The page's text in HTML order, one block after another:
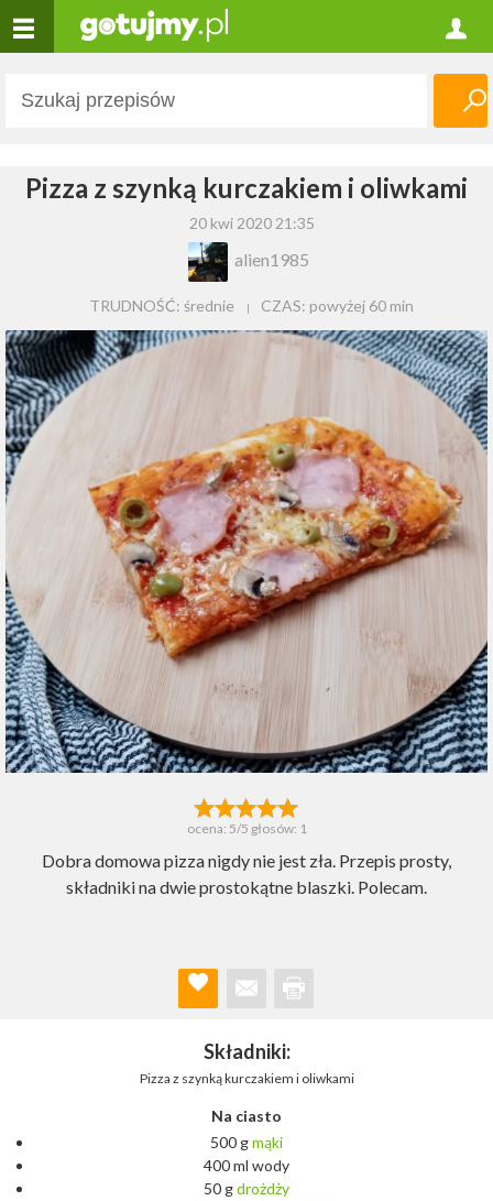
Pizza z szynką kurczakiem i oliwkami
20 kwi 2020 21:35
alien1985
TRUDNOŚĆ: średnie CZAS: powyżej 60 min
ocena: 5/5 głosów: 1
Dobra domowa pizza nigdy nie jest zła. Przepis prosty,
składniki na dwie prostokątne blaszki. Polecam.
Składniki:
Pizza z szynką kurczakiem i oliwkami
Na ciasto
500 gmąki
400 ml wody
50 gdrożdży